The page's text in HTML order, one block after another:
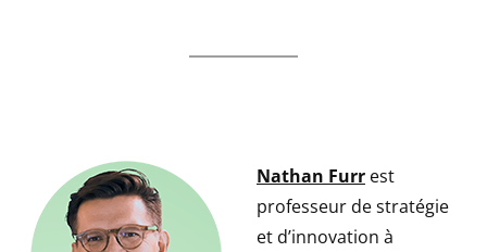
Nathan Furr est
professeur de stratégie
et d’innovation à